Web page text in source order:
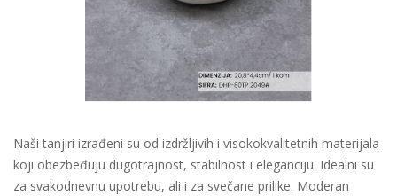
Naši tanjiri izrađeni su od izdržljivih i visokokvalitetnih materijala
koji obezbeđuju dugotrajnost, stabilnost i eleganciju. Idealni su
za svakodnevnu upotrebu, ali i za svečane prilike. Moderan